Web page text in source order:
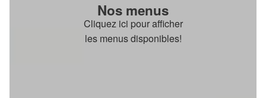
Nos menus
Cliquez ici pour afficher
les menus disponibles!